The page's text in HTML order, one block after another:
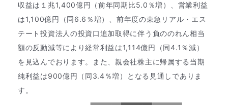
収益は１兆1,400億円（前年同期比5.0％増）、営業利益
は1,100億円（同6.6％増）、前年度の東急リアル・エス
テート投資法人の投資口追加取得に伴う負ののれん相当
額の反動減等により経常利益は1,114億円（同4.1％減）
を見込んでおります。また、親会社株主に帰属する当期
純利益は900億円（同3.4％増）となる見通しでありま
す。